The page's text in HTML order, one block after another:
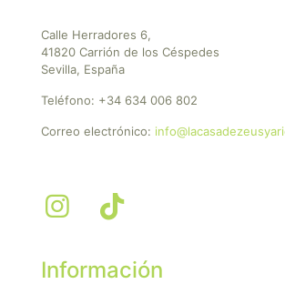
Calle Herradores 6,
41820 Carrión de los Céspedes
Sevilla, España
Teléfono: +34 634 006 802
Correo electrónico:
Información